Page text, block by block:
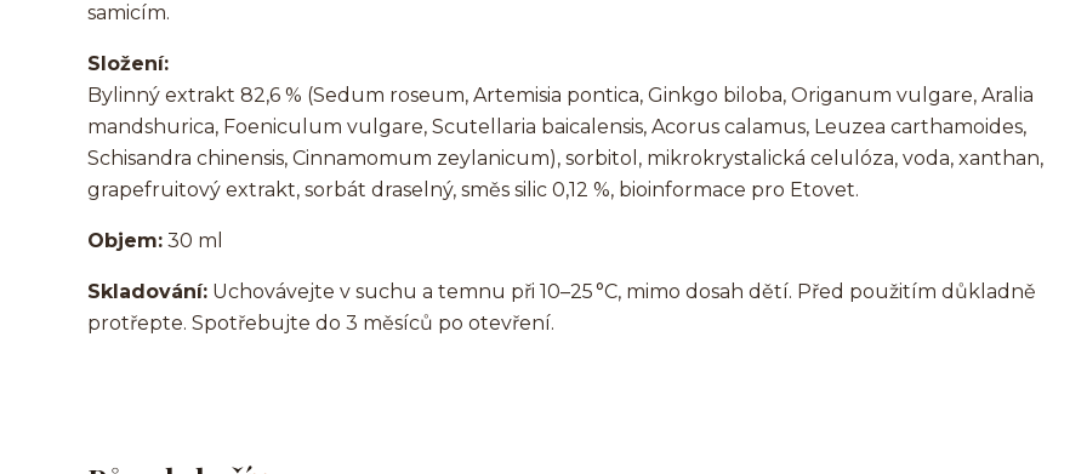
samicím.
Složení:
Bylinný extrakt 82,6 % (Sedum roseum, Artemisia pontica, Ginkgo biloba, Origanum vulgare, Aralia
mandshurica, Foeniculum vulgare, Scutellaria baicalensis, Acorus calamus, Leuzea carthamoides,
Schisandra chinensis, Cinnamomum zeylanicum), sorbitol, mikrokrystalická celulóza, voda, xanthan,
grapefruitový extrakt, sorbát draselný, směs silic 0,12 %, bioinformace pro Etovet.
Objem: 30 ml
Skladování: Uchovávejte v suchu a temnu při 10–25 °C, mimo dosah dětí. Před použitím důkladně
protřepte. Spotřebujte do 3 měsíců po otevření.